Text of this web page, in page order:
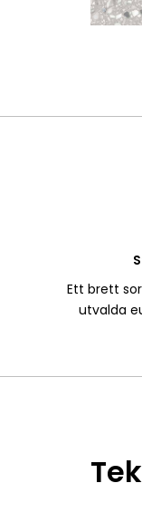
Ett brett
utvalda